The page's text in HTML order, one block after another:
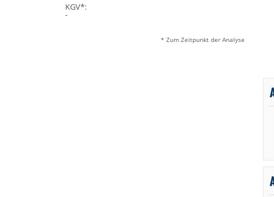
KGV*:
-
* Zum Zeitpunkt der Analyse